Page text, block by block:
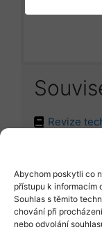
Abychom poskytli co
přístupu k informacím
Souhlas s těmito
chování při
nebo odvolání
Revize